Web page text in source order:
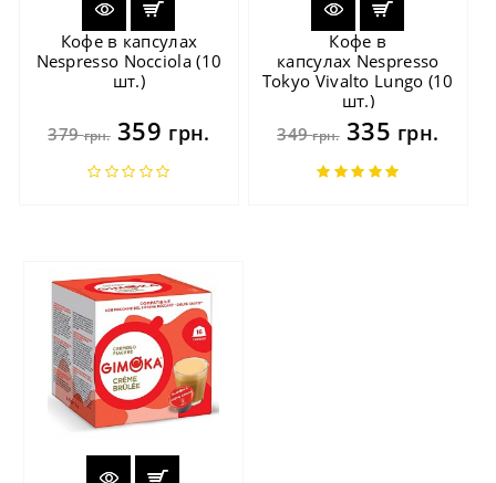
Кофе в капсулах
Nespresso Nocciola (10
шт.)
379грн.359 грн.
Кофе в
капсулах Nespresso
Tokyo Vivalto Lungo (10
шт.)
349грн.335 грн.